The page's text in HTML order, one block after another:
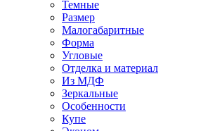
Темные
Размер
Малогабаритные
Форма
Угловые
Отделка и материал
Из МДФ
Зеркальные
Особенности
Купе